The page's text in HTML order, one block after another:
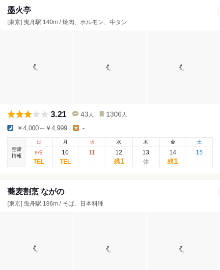
墨火亭
[東京] 曳舟駅 140m / 焼肉、ホルモン、牛タン
3.21 43 人 1306 人
￥4,000～￥4,999 -
空席
情報
日
8/9
月
10
火
11
水
12
残1
木
13
金
14
残1
土
15
蕎麦割烹 ながの
[東京] 曳舟駅 186m / そば、日本料理